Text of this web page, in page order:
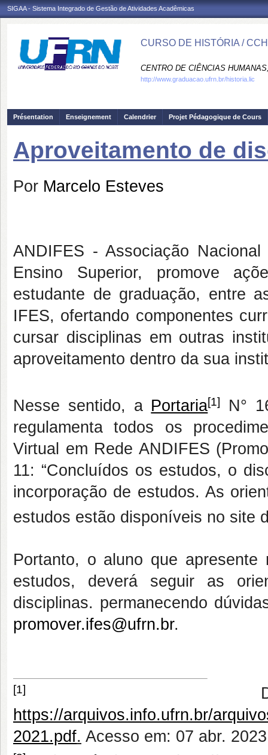
SIGAA - Sistema Integrado de Gestão de Atividades Acadêmicas
CURSO DE HISTÓRIA /
CENTRO DE CIÊNCIAS
http://www.graduacao.ufrn.br/historia.lic
Présentation Enseignement Calendrier Projet Pédagogique de Cours
Aproveitamento de
Por Marcelo Esteves
ANDIFES - Associação
Ensino Superior, promove
estudante de graduação, entre
IFES, ofertando componentes
cursar disciplinas em outras
aproveitamento dentro da sua
Nesse sentido, a Portaria[1]
N°
regulamenta todos os
Virtual em Rede ANDIFES
11: “Concluídos os estudos, o
incorporação de estudos. As
estudos estão disponíveis no site
Portanto, o aluno que apresente
estudos, deverá seguir as
disciplinas. permanecendo
promover.ifes@ufrn.br.
[1]
https://arquivos.info.ufrn.br/
2021.pdf. Acesso em: 07 abr.